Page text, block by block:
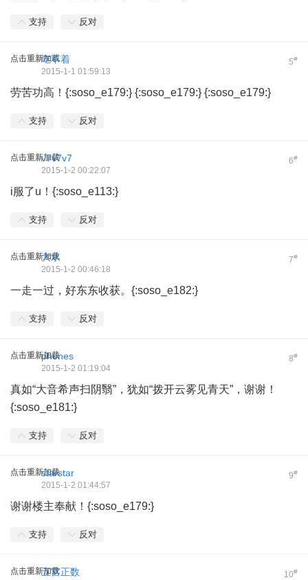
支持 反对
点击重新加载 5#
吃不着
2015-1-1 01:59:13
劳苦功高！{:soso_e179:} {:soso_e179:} {:soso_e179:}
支持 反对
点击重新加载 6#
v7v7v7
2015-1-2 00:22:07
i服了u！{:soso_e113:}
支持 反对
点击重新加载 7#
大水
2015-1-2 00:46:18
一走一过，好东东收获。{:soso_e182:}
支持 反对
点击重新加载 8#
phones
2015-1-2 01:19:04
真如“大音希声扫阴翳”，犹如“拨开云雾见青天”，谢谢！
{:soso_e181:}
支持 反对
点击重新加载 9#
starstar
2015-1-2 01:44:57
谢谢楼主奉献！{:soso_e179:}
支持 反对
点击重新加载 10#
五宫正数